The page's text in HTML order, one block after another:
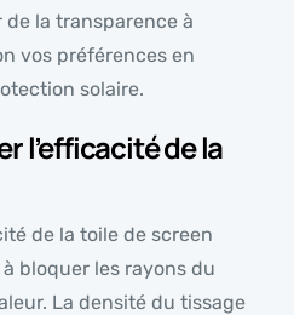
la transparence à
vos préférences en
solaire.
l’efficacité de la
de la toile de screen
bloquer les rayons du
La densité du tissage